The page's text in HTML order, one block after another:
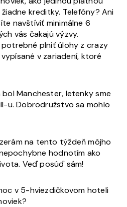
kreditky. Telefóny? Ani
navštíviť minimálne 6
vás čakajú výzvy.
plniť úlohy z crazy
v zariadení, ktoré
Manchester, letenky sme
u. Dobrodružstvo sa mohlo
na tento týždeň môjho
hodnotím ako
Veď posúď sám!
v 5-hviezdičkovom hoteli